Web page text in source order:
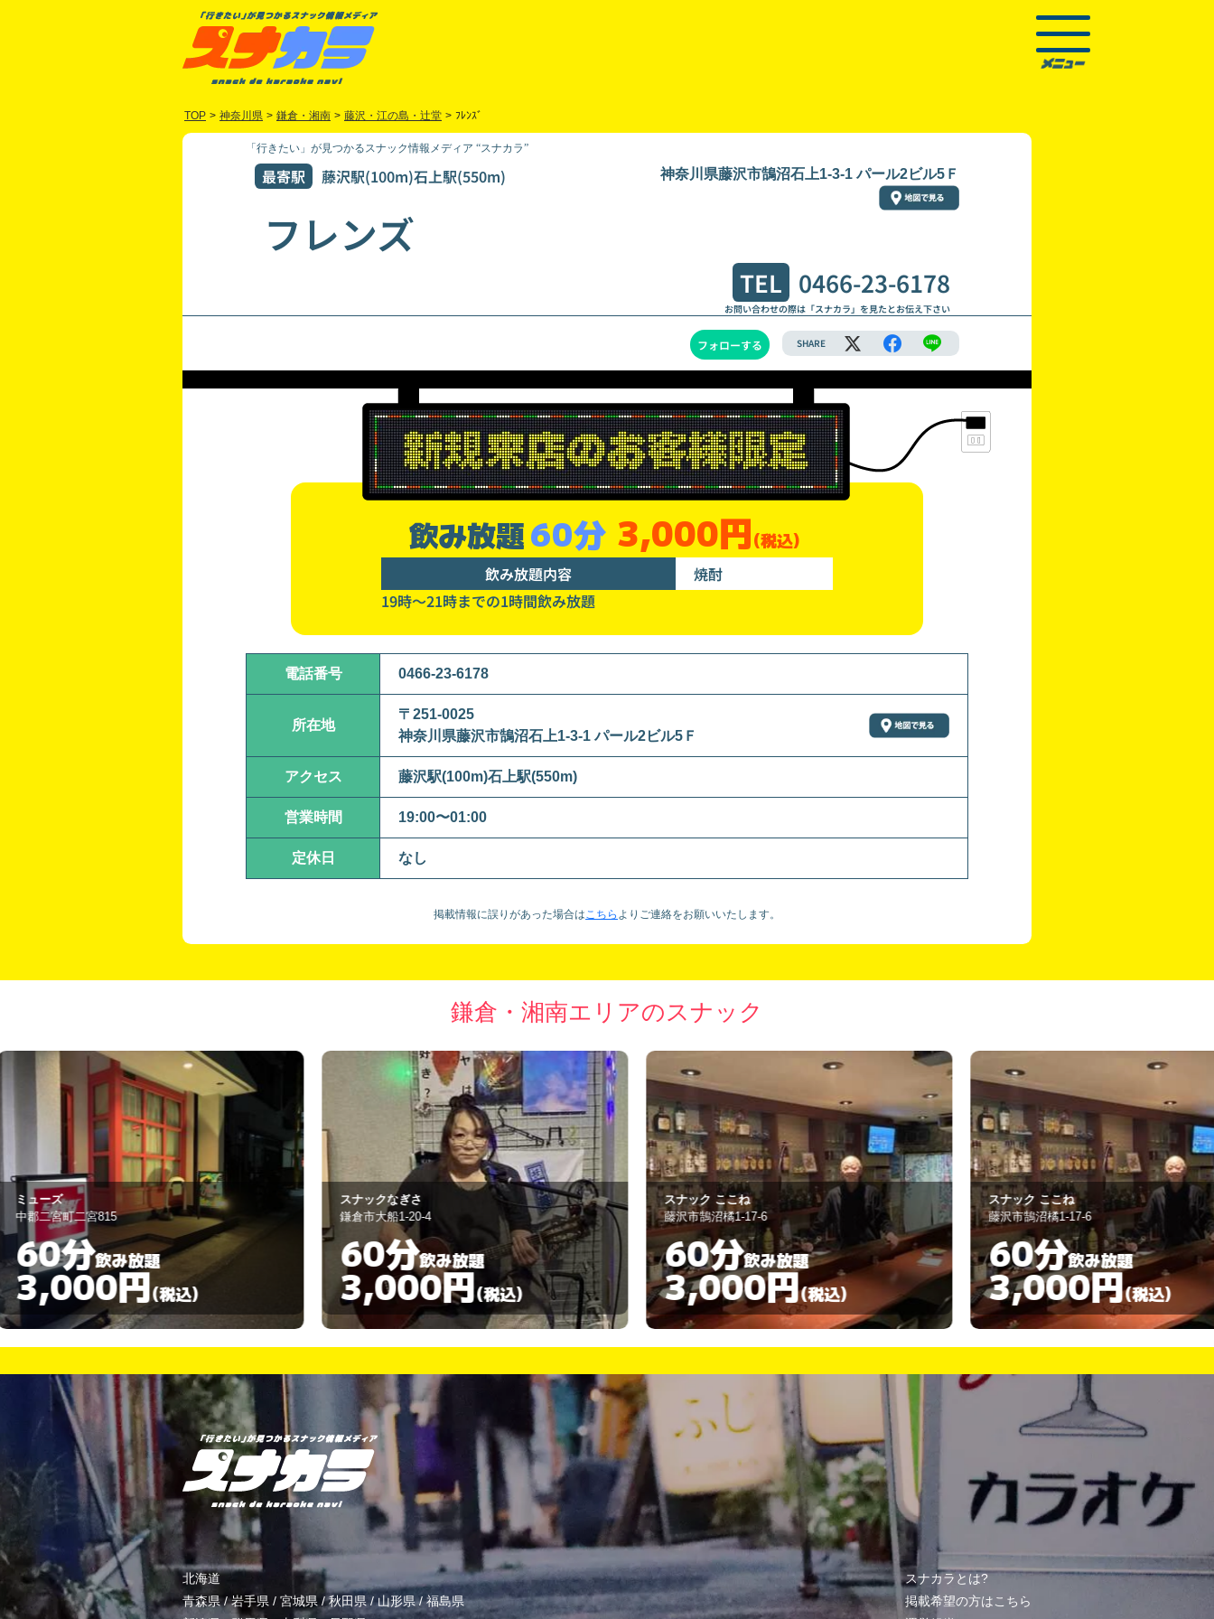
TOP > 神奈川県 > 鎌倉・湘南 > 藤沢・江の島・辻堂 > ﾌﾚﾝｽﾞ
「行きたい」が見つかるスナック情報メディア “スナカラ”
最寄駅 藤沢駅(100m)石上駅(550m) 神奈川県藤沢市鵠沼石上1-3-1 パール2ビル5Ｆ
フレンズ
TEL 0466-23-6178
お問い合わせの際は「スナカラ」を見たとお伝え下さい
フォローする SHARE
飲み放題60分 3,000円(税込)
飲み放題内容
焼酎
19時～21時までの1時間飲み放題
電話番号 0466-23-6178
所在地
〒251-0025
神奈川県藤沢市鵠沼石上1-3-1 パール2ビル5Ｆ
アクセス 藤沢駅(100m)石上駅(550m)
営業時間 19:00〜01:00
定休日 なし
掲載情報に誤りがあった場合はこちら より ご連絡をお願いいたします。
鎌倉・湘南エリアのスナック
スナックなぎさ
鎌倉市大船1-20-4
60分飲み放題
3,000円
スナック ここね
藤沢市鵠沼橘1-17-6
60分飲み放題
3,000円 (税込)
スナック ここね
藤沢市鵠沼橘1-17-6
60分飲み放題
3,000円 (税込)
yasuragi
藤沢市鵠沼石上
30分
北海道
青森県/岩手県 / 宮城県 /秋田県 /山形県/福島県
スナカラとは?
掲載希望の方はこちら